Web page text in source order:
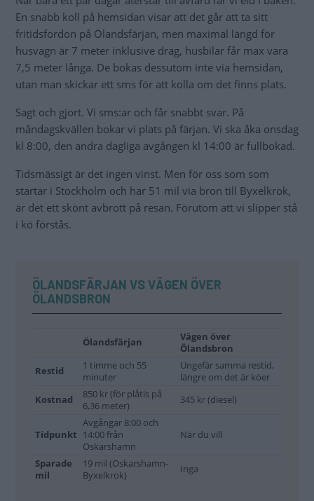
ÖLANDSBRON
Ölandsfärjan
Vägen över
Ölandsbron
1 timme och 55
minuter
Ungefär samma restid,
längre om det är köer
Kostnad
6,36 meter)
345 kr (diesel)
Tidpunkt
Avgångar 8:00 och
14:00 från
Oskarshamn
När du vill
Sparade
19 mil (Oskarshamn-
Byxelkrok)
Inga